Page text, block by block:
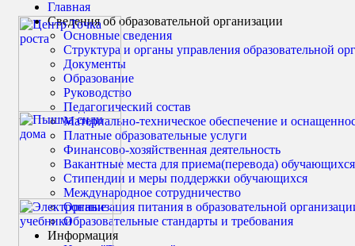
Главная
Сведения об образовательной организации
Основные сведения
Структура и органы управления образовательной
Документы
Образование
Руководство
Педагогический состав
Материально-техническое обеспечение и
Платные образовательные услуги
Финансово-хозяйственная деятельность
Вакантные места для приема(перевода) обучающихся
Стипендии и меры поддержки обучающихся
Международное сотрудничество
Организация питания в образовательной
Образовательные стандарты и требования
Информация